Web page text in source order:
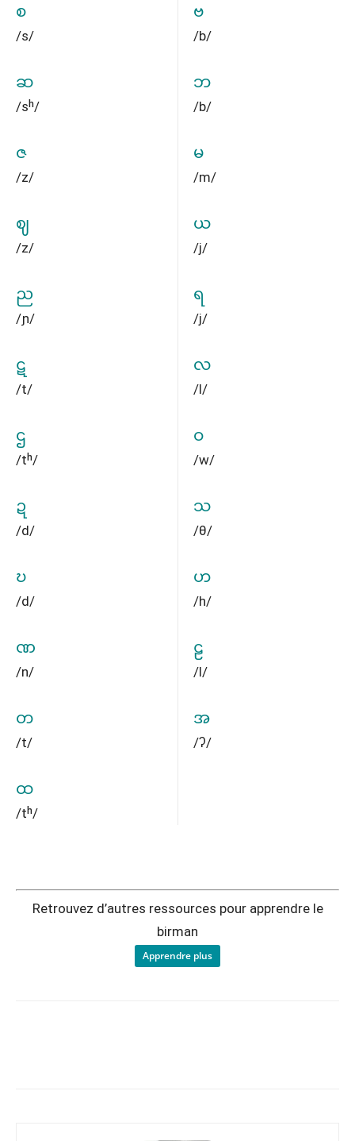
စ
/s/
ဆ
/sʰ/
ဇ
/z/
ဈ
/z/
ည
/ɲ/
ဋ
/t/
ဌ
/tʰ/
ဍ
/d/
ဎ
/d/
ဏ
/n/
တ
/t/
ထ
/tʰ/
ဗ
/b/
ဘ
/b/
မ
/m/
ယ
/j/
ရ
/j/
လ
/l/
ဝ
/w/
သ
/θ/
ဟ
/h/
ဠ
/l/
အ
/ʔ/
Retrouvez d’autres ressources pour apprendre le
birman
Apprendre plus